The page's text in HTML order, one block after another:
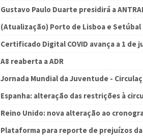
Gustavo Paulo Duarte presidirá a
(Atualização) Porto de Lisboa e
Certificado Digital COVID avança a 1 de
A8 reaberta a ADR
Jornada Mundial da Juventude -
Espanha: alteração das restrições à
Reino Unido: nova alteração ao
Plataforma para reporte de prejuízos